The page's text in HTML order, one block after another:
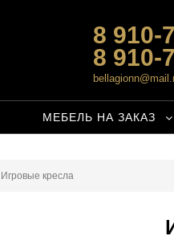
8 910-
8 910-
МЕБЕЛЬ НА ЗАКАЗ
Игровые кресла